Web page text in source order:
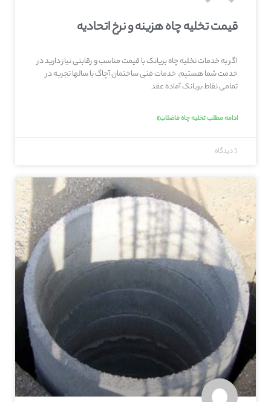
قیمت تخلیه چاه هزینه و نرخ اتحادیه
اگر به خدمات تخلیه چاه بریانک با قیمت مناسب و رقابتی نیاز دارید در
خدمت شما هستیم. خدمات فنی ساختمان آچاگ با سالها تجربه در
تمامی نقاط بریانک آماده عقد
ادامه مطلب تخلیه چاه فاضلاب»
5 دیدگاه